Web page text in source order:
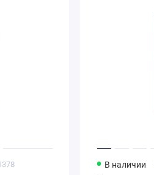
В наличии